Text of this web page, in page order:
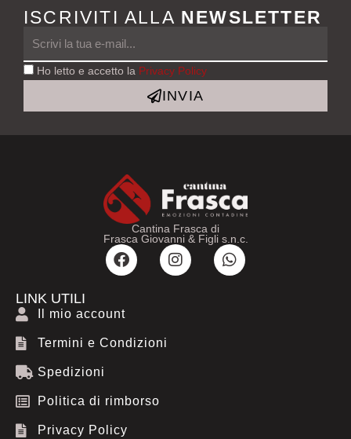
ISCRIVITI ALLA NEWSLETTER
Ho letto e accetto la Privacy Policy
INVIA
Cantina Frasca di
Frasca Giovanni & Figli s.n.c.
F
a
b
o
I
n
W
h
LINK UTILI
Il mio account
Termini e Condizioni
Spedizioni
Politica di rimborso
Privacy Policy